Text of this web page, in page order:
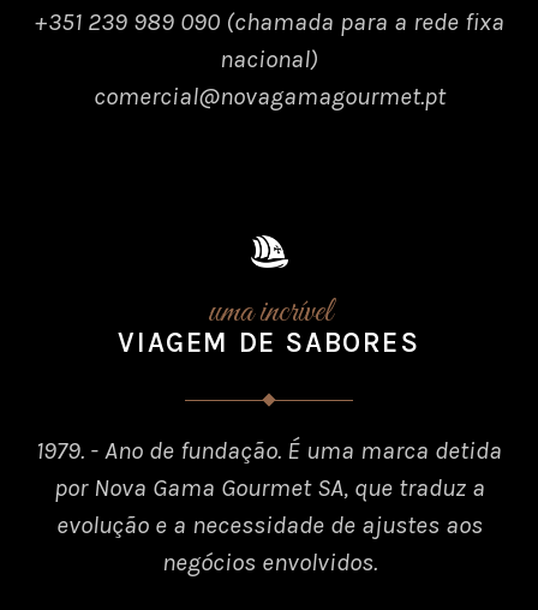
+351 239 989 090 (chamada para a rede fixa
nacional)
comercial@novagamagourmet.pt
uma incrível
VIAGEM DE SABORES
1979. - Ano de fundação. É uma marca detida
por Nova Gama Gourmet SA, que traduz a
evolução e a necessidade de ajustes aos
negócios envolvidos.